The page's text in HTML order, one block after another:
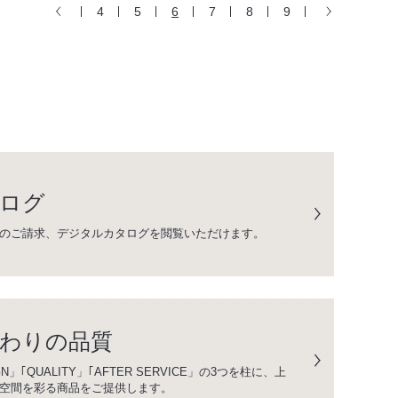
4 5 6 7 8 9
グ
ご請求、デジタルカタログを閲覧いただけます。
りの品質
」｢QUALITY」｢AFTER SERVICE」の3つを柱に、上
間を彩る商品をご提供します。